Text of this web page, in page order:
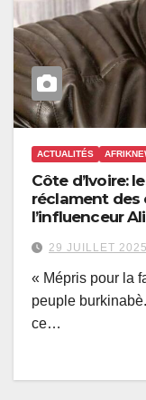
ACTUALITÉS
Côte d’Ivoire:
réclament des
l’influenceur
29 JUILLET 2025
« Mépris pour la
peuple
ce…